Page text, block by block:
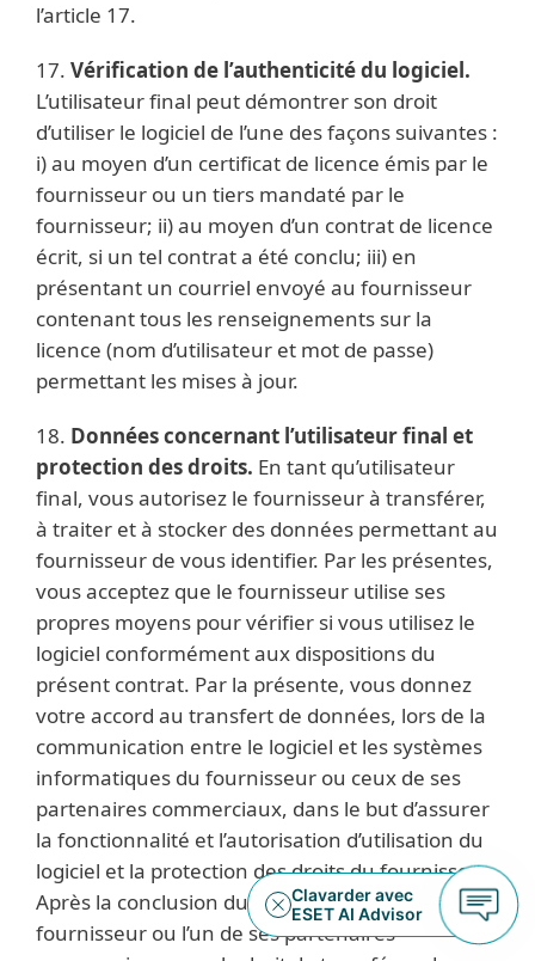
l’article 17.
17. Vérification de l’authenticité du logiciel.
L’utilisateur final peut démontrer son droit
d’utiliser le logiciel de l’une des façons suivantes :
i) au moyen d’un certificat de licence émis par le
fournisseur ou un tiers mandaté par le
fournisseur; ii) au moyen d’un contrat de licence
écrit, si un tel contrat a été conclu; iii) en
présentant un courriel envoyé au fournisseur
contenant tous les renseignements sur la
licence (nom d’utilisateur et mot de passe)
permettant les mises à jour.
18. Données concernant l’utilisateur final et
protection des droits. En tant qu’utilisateur
final, vous autorisez le fournisseur à transférer,
à traiter et à stocker des données permettant au
fournisseur de vous identifier. Par les présentes,
vous acceptez que le fournisseur utilise ses
propres moyens pour vérifier si vous utilisez le
logiciel conformément aux dispositions du
présent contrat. Par la présente, vous donnez
votre accord au transfert de données, lors de la
communication entre le logiciel et les systèmes
informatiques du fournisseur ou ceux de ses
partenaires commerciaux, dans le but d’assurer
la fonctionnalité et l’autorisation d’utilisation du
logiciel et la protection des droits du fournisseur.
Après la conclusion du présent contrat, le
fournisseur ou l’un de ses partenaires